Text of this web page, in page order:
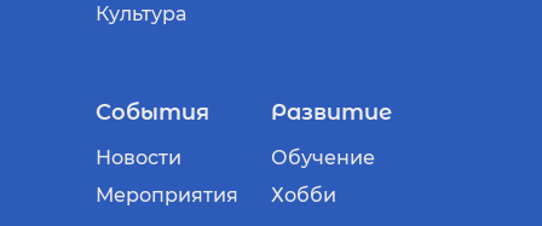
Культура
События
Новости
Мероприятия
Развитие
Обучение
Хобби